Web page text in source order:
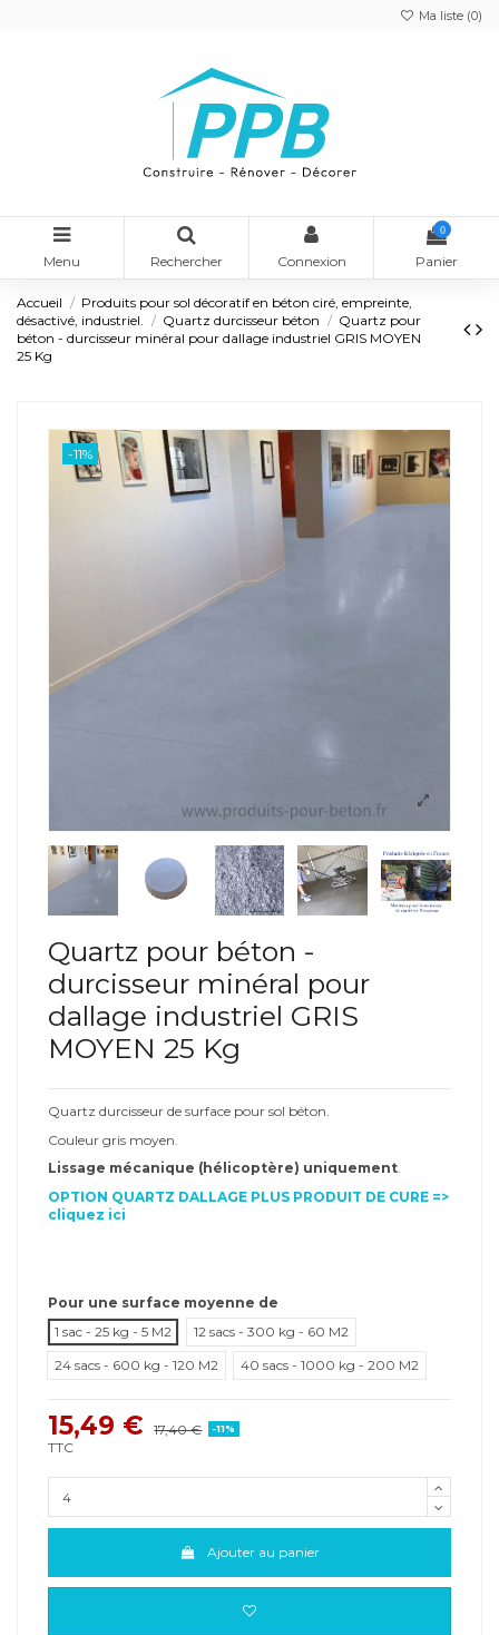
Ma liste (0)
Menu Rechercher Connexion
0
Panier
Accueil
Produits pour sol décoratif en béton ciré, empreinte,
désactivé, industriel.
Quartz durcisseur béton
Quartz pour
béton - durcisseur minéral pour dallage industriel GRIS MOYEN
25 Kg
-11%
Quartz pour béton -
durcisseur minéral pour
dallage industriel GRIS
MOYEN 25 Kg
Quartz durcisseur de surface pour sol béton.
Couleur gris moyen.
Lissage mécanique (hélicoptère) uniquement.
OPTION QUARTZ DALLAGE PLUS PRODUIT DE CURE =>
cliquez ici
Pour une surface moyenne de
1 sac - 25 kg - 5 M2
12 sacs - 300 kg - 60 M2
24 sacs - 600 kg - 120 M2
40 sacs - 1000 kg - 200 M2
15,49 € 17,40 € -11%
TTC
Ajouter au panier